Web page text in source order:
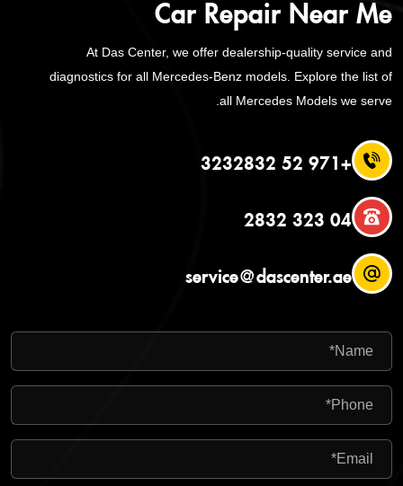
Car Repair Near Me
At Das Center, we offer dealership-quality service and
diagnostics for all Mercedes-Benz models. Explore the list of
all Mercedes Models we serve.
+971 52 3232832
04 323 2832
service@dascenter.ae